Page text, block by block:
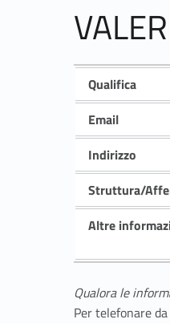
Qualifica
Email
Indirizzo
Struttura/
Altre
Qualora le
Per telefonare